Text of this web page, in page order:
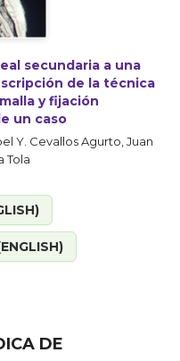
secundaria a una
de la técnica
y fijación
un caso
Y. Cevallos Agurto, Juan
Tola
DE